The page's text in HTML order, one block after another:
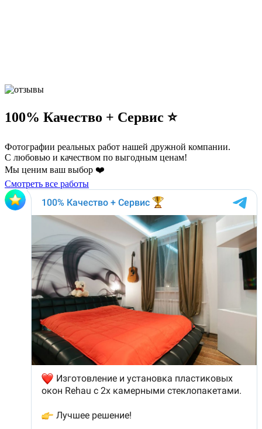
100% Качество + Сервис ⭐️
Фотографии реальных работ нашей дружной компании.
С любовью и качеством по выгодным ценам!
Мы ценим ваш выбор ❤️
Смотреть все работы